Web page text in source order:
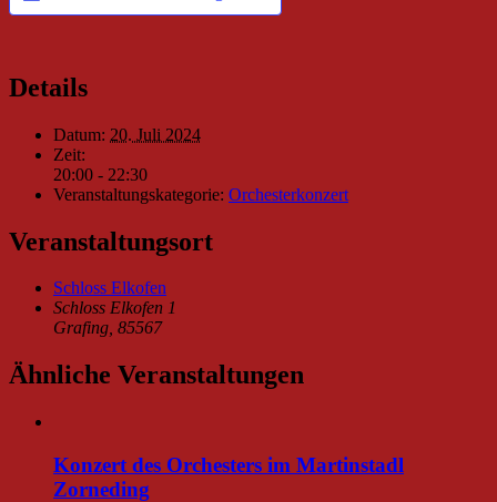
Details
Datum: 20. Juli 2024
Zeit:
20:00 - 22:30
Veranstaltungskategorie: Orchesterkonzert
Veranstaltungsort
Schloss Elkofen
Schloss Elkofen 1
Grafing, 85567
Ähnliche Veranstaltungen
Konzert des Orchesters im Martinstadl
Zorneding